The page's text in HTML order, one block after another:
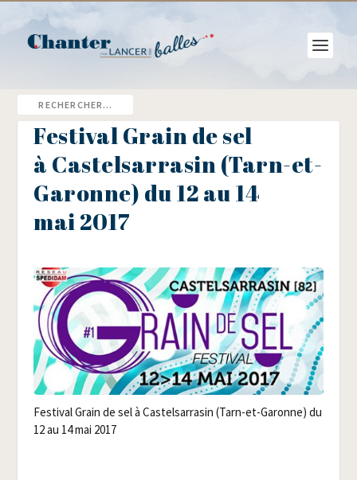
Festival Grain de sel
à Castelsarrasin (Tarn-et-
Garonne) du 12 au 14
mai 2017
Fes­ti­val Grain de sel à Cas­tel­sar­ra­sin (Tarn-et-Garonne) du
12 au 14 mai 2017